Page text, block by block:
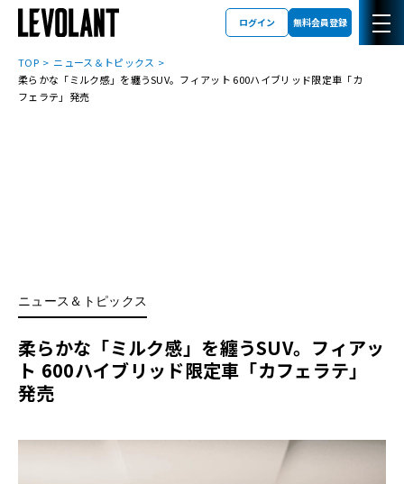
ログイン 無料会員登録
TOP
ニュース＆トピックス
柔らかな「ミルク感」を纏うSUV。フィアット 600ハイブリッド限定車「カ
フェラテ」発売
ニュース＆トピックス
柔らかな「ミルク感」を纏うSUV。フィアッ
ト 600ハイブリッド限定車「カフェラテ」
発売